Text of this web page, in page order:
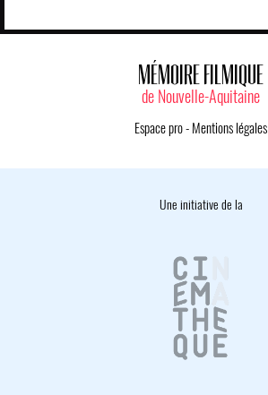
MÉMOIRE FILMIQUE
de Nouvelle-Aquitaine
Espace pro- Mentions légales
Une initiative de la